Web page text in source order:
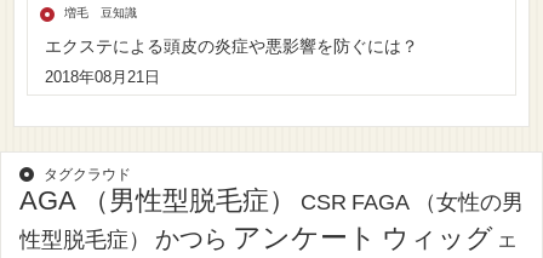
増毛 豆知識
エクステによる頭皮の炎症や悪影響を防ぐには？
2018年08月21日
タグクラウド
AGA （男性型脱毛症） CSR FAGA （女性の男
性型脱毛症）
かつら アンケート ウィッグ エ